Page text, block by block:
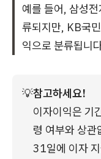
예를 들어, 삼성
류되지만, KB국
익으로 분류됩니
💡참고하세요!
이자이익은 기
령 여부와 상
31일에 이자